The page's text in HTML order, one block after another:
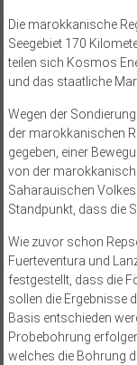
Die marokkanische
Seegebiet 170
teilen sich Kosmos
und das staatliche
Wegen der
der marokkanischen
gegeben, einer
von der
Saharauischen Volkes
Standpunkt, dass die
Wie zuvor schon
Fuerteventura und
festgestellt, dass die
sollen die Ergebnisse
Basis entschieden
Probebohrung
welches die Bohrung